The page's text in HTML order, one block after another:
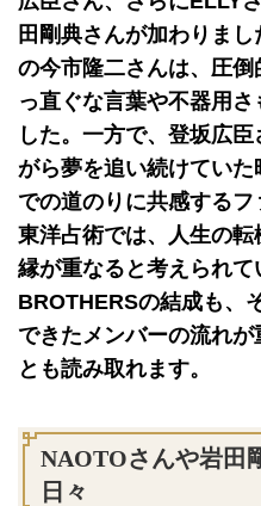
田剛典さんが加わりま
の今市隆二さんは、圧
っ直ぐな言葉や不器用
した。一方で、登坂広
がら夢を追い続けてい
での道のりに共感するフ
東洋占術では、人生の
縁が重なると考えられ
BROTHERSの結成も、
できたメンバーの流れ
とも読み取れます。
NAOTOさんや岩田
日々